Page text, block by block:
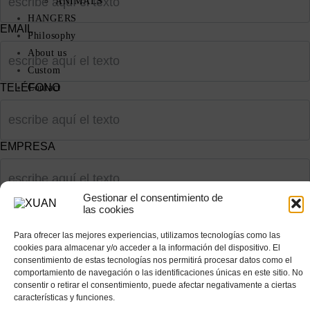
Gestionar el consentimiento de
las cookies
Para ofrecer las mejores experiencias, utilizamos tecnologías como las
cookies para almacenar y/o acceder a la información del dispositivo. El
consentimiento de estas tecnologías nos permitirá procesar datos como el
comportamiento de navegación o las identificaciones únicas en este sitio. No
consentir o retirar el consentimiento, puede afectar negativamente a ciertas
características y funciones.
HANGERS
Philosophy
About us
Custom
Contact
EMAIL
TELÉFONO
EMPRESA